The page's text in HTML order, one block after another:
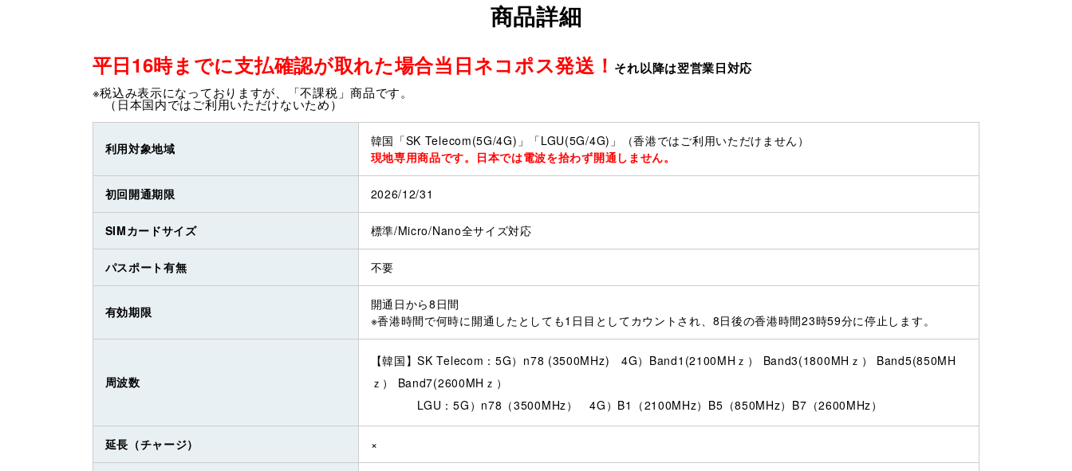
商品詳細
平日16時までに支払確認が取れた場合当日ネコポス発送！ それ以降は翌営業日対応
※税込み表示になっておりますが、「不課税」商品です。
（日本国内ではご利用いただけないため）
利用対象地域
韓国「SK Telecom(5G/4G)」「LGU(5G/4G)」（香港ではご利用いただけません）
現地専用商品です。日本では電波を拾わず開通しません。
初回開通期限 2026/12/31
SIMカードサイズ 標準/Micro/Nano全サイズ対応
パスポート有無 不要
有効期限
開通日から8日間
※香港時間で何時に開通したとしても1日目としてカウントされ、8日後の香港時間23時59分に停止します。
周波数
【韓国】SK Telecom：5G）n78 (3500MHz) 4G）Band1(2100MHｚ） Band3(1800MHｚ） Band5(850MH
ｚ） Band7(2600MHｚ）
LGU：5G）n78（3500MHz） 4G）B1（2100MHz）B5（850MHz）B7（2600MHz）
延長（チャージ） ×